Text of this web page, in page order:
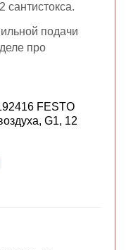
сантистокса.
подачи
про
FESTO
G1, 12